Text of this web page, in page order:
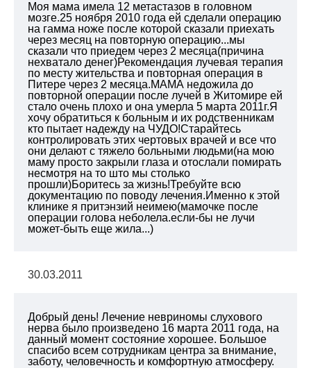
Моя мама имела 12 метастазов в головном
мозге.25 ноября 2010 года ей сделали операцию
на гамма ноже после которой сказали приехать
через месяц на повторную операцию...мы
сказали что приедем через 2 месяца(причина
нехватало денег)Рекомендация лучевая терапия
по месту жительства и повторная операция в
Питере через 2 месяца.МАМА недожила до
повторной операции после лучей в Житомире ей
стало очень плохо и она умерла 5 марта 2011г.Я
хочу обратиться к больным и их родственникам
кто пытает надежду на ЧУДО!Старайтесь
контролировать этих чертовых врачей и все что
они делают с тяжело больными людьми(на мою
маму просто закрыли глаза и отослали помирать
несмотря на то што мы столько
прошли)Боритесь за жизнь!Требуйте всю
документацию по поводу лечения.Именно к этой
клинике я притэнзий неимею(мамочке после
операции голова неболела.если-бы не лучи
может-быть еще жила...)
30.03.2011
Добрый день! Лечение невриномы слухового
нерва было произведено 16 марта 2011 года, на
данный момент состояние хорошее. Большое
спасибо всем сотрудникам центра за внимание,
заботу, человечность и комфортную атмосферу.